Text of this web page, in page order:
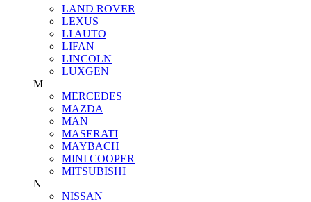
LAND ROVER
LEXUS
LI AUTO
LIFAN
LINCOLN
LUXGEN
M
MERCEDES
MAZDA
MAN
MASERATI
MAYBACH
MINI COOPER
MITSUBISHI
N
NISSAN